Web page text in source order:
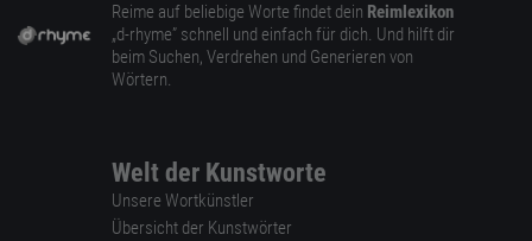
Reime auf beliebige Worte findet dein Reimlexikon
„d-rhyme” schnell und einfach für dich. Und hilft dir
beim Suchen, Verdrehen und Generieren von
Wörtern.
Welt der Kunstworte
Unsere Wortkünstler
Übersicht der Kunstwörter